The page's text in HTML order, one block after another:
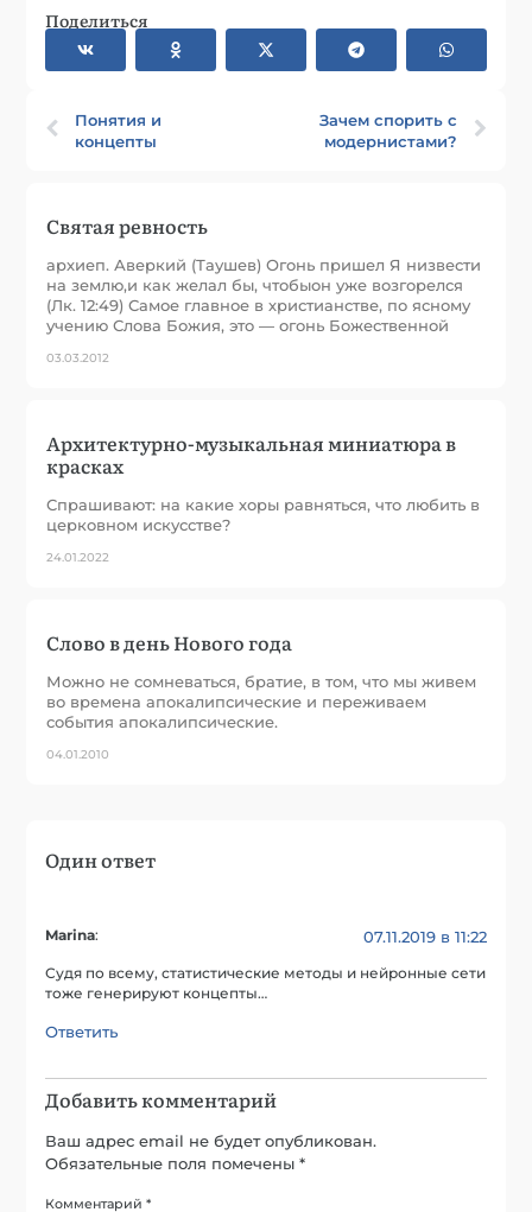
Поделиться
Понятия и
концепты
Зачем спорить с
модернистами?
Святая ревность
архиеп. Аверкий (Таушев) Огонь пришел Я низвести
на землю,и как желал бы, чтобыон уже возгорелся
(Лк. 12:49) Самое главное в христианстве, по ясному
учению Слова Божия, это — огонь Божественной
03.03.2012
Архитектурно-музыкальная миниатюра в
красках
Спрашивают: на какие хоры равняться, что любить в
церковном искусстве?
24.01.2022
Слово в день Нового года
Можно не сомневаться, братие, в том, что мы живем
во времена апокалипсические и переживаем
события апокалипсические.
04.01.2010
Один ответ
Marina: 07.11.2019 в 11:22
Судя по всему, статистические методы и нейронные сети
тоже генерируют концепты…
Ответить
Добавить комментарий
Ваш адрес email не будет опубликован.
Обязательные поля помечены*
Комментарий*